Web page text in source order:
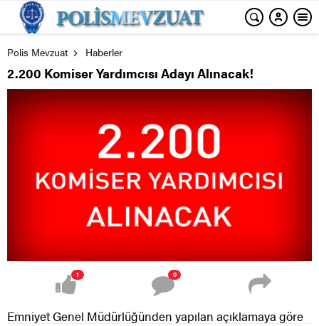
Polis Mevzuat Haberler
2.200 Komiser Yardımcısı Adayı Alınacak!
1 0
Emniyet Genel Müdürlüğünden yapılan açıklamaya göre